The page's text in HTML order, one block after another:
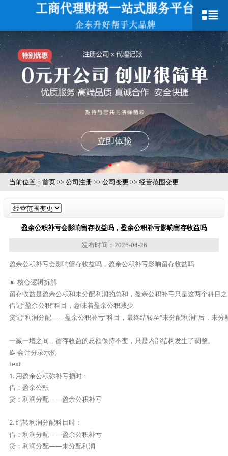
当前位置： 首页>> 公司注册>> 公司变更 >> 经营范围变更
盈余公积补亏会影响留存收益吗，盈余公积补亏影响留存收益吗
发布时间：2026-04-26
盈余公积补亏会影响留存收益吗，盈余公积补亏影响留存收益吗
📊 核心逻辑拆解
留存收益是盈余公积和未分配利润的总和，盈余公积补亏只是这两个科目
借记“盈余公积”科目，意味着盈余公积减少
贷记“利润分配——盈余公积补亏”科目，最终结转至“未分配利润”后，未分
一减一增之间，留存收益的总额保持不变，只是内部结构发生了调整。
📝 会计分录示例
text
1. 用盈余公积弥补亏损时：
借：盈余公积
贷：利润分配——盈余公积补亏
2. 结转利润分配科目时：
借：利润分配——盈余公积补亏
贷：利润分配——未分配利润